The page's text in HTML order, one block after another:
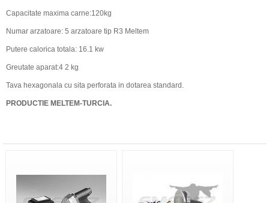
Capacitate maxima carne:120kg
Numar arzatoare: 5 arzatoare tip R3 Meltem
Putere calorica totala: 16.1 kw
Greutate aparat:4 2 kg
Tava hexagonala cu sita perforata in dotarea standard.
PRODUCTIE MELTEM-TURCIA.